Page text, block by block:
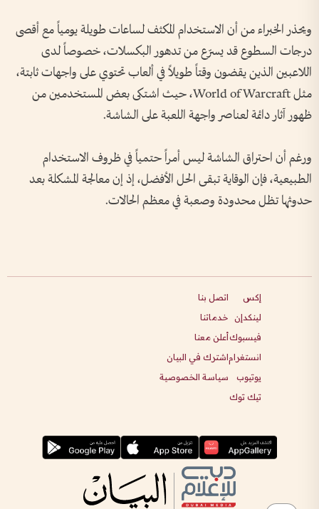
ويحذر الخبراء من أن الاستخدام المكثف لساعات طويلة يومياً مع أقصى
درجات السطوع قد يسرّع من تدهور البكسلات، خصوصاً لدى
اللاعبين الذين يقضون وقتاً طويلاً في ألعاب تحتوي على واجهات ثابتة،
مثل World of Warcraft، حيث اشتكى بعض المستخدمين من
ظهور آثار دائمة لعناصر واجهة اللعبة على الشاشة.
ورغم أن احتراق الشاشة ليس أمراً حتمياً في ظروف الاستخدام
الطبيعية، فإن الوقاية تبقى الحل الأفضل، إذ إن معالجة المشكلة بعد
حدوثها تظل محدودة وصعبة في معظم الحالات.
إكس
لينكدإن
فيسبوك
انستغرام
يوتيوب
تيك توك
اتصل بنا
خدماتنا
أعلن معنا
اشترك في البيان
سياسة الخصوصية